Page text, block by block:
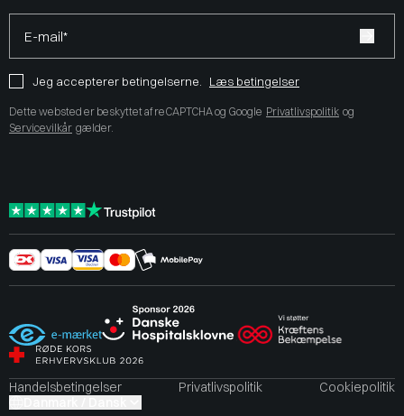
E-mail*
Jeg accepterer betingelserne. Læs betingelser
Dette websted er beskyttet af reCAPTCHA og Google Privatlivspolitik og
Servicevilkår gælder.
Handelsbetingelser Privatlivspolitik
Cookiepolitik